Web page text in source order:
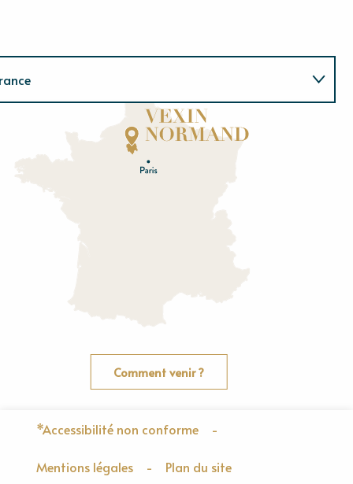
Eu re
rne
Comment venir ?
*Accessibilité non conforme -
Mentions légales - Plan du site